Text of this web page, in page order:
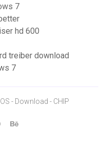
7
hd 600
treiber download
7
- Download - CHIP